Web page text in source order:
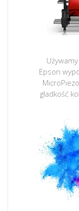
Epson
gładkość